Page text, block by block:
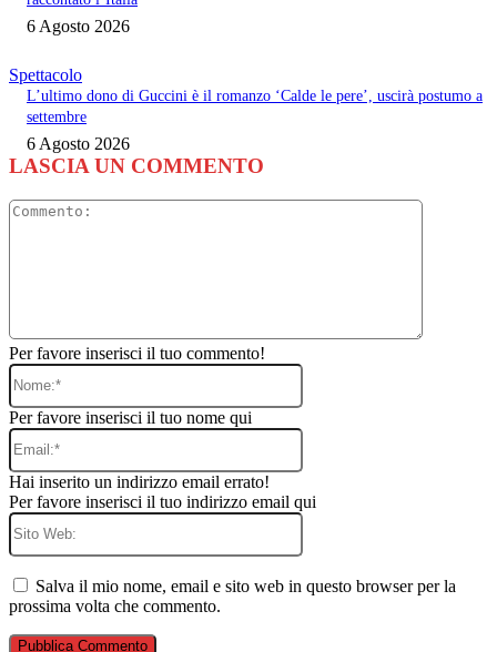
6 Agosto 2026
Spettacolo
L’ultimo dono di Guccini è il romanzo ‘Calde le pere’, uscirà postumo a
settembre
6 Agosto 2026
LASCIA UN COMMENTO
Per favore inserisci il tuo commento!
Nome:*
Per favore inserisci il tuo nome qui
Email:*
Hai inserito un indirizzo email errato!
Per favore inserisci il tuo indirizzo email qui
Sito
Salva il mio nome, email e sito web in questo browser per la
prossima volta che commento.